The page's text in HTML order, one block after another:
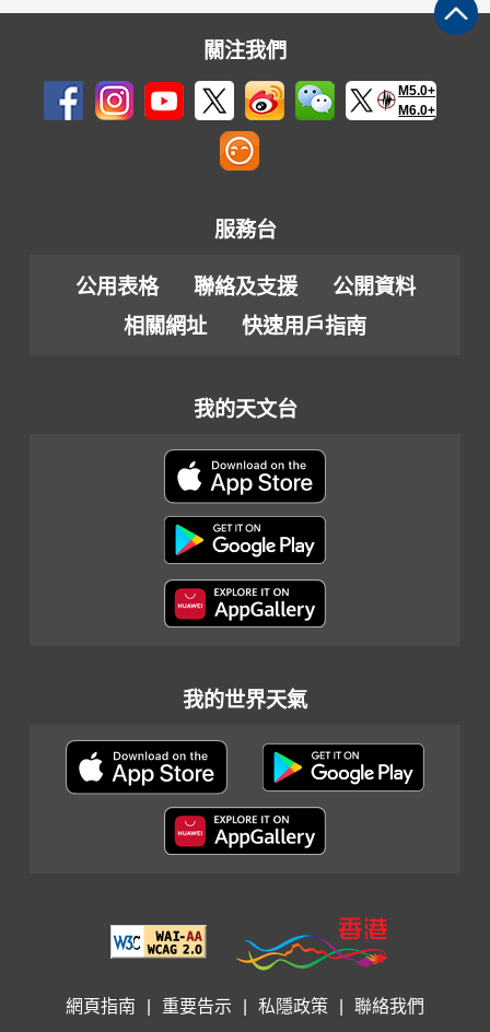
關注我們
M5.0+
M6.0+
服務台
公用表格 聯絡及支援
公開資料
相關網址
快速用戶指南
我的天文台
我的世界天氣
網頁指南 重要告示 私隱政策 聯絡我們